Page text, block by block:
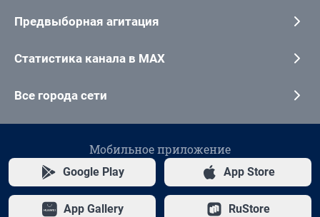
Предвыборная агитация
Статистика канала в MAX
Все города сети
Мобильное приложение
Google Play App Store
App Gallery RuStore